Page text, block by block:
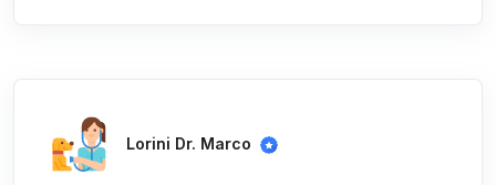
Lorini Dr. Marco